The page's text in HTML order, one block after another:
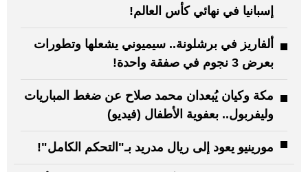
إسبانيا في نهائي كأس العالم!
ألفاريز في برشلونة.. سيميوني يشعلها وتطورات
بعرض 3 نجوم في صفقة واحدة!
مكة وكيان يُبعدان محمد صلاح عن ضغط المباريات
وليفربول.. بعفوية الأطفال (فيديو)
مورينيو يعود إلى ريال مدريد بـ"التحكم الكامل"!